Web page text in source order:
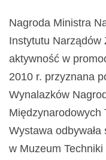
Nagroda Ministra
Instytutu Narządów
aktywność w
2010 r. przyznana
Wynalazków
Międzynarodowych
Wystawa
w Muzeum